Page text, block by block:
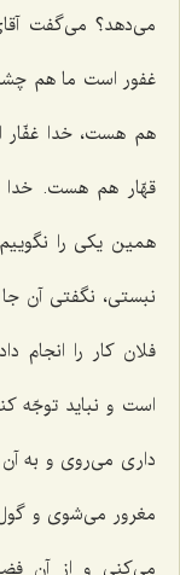
می‌دهد؟ می‌گفت
غفور است ما هم
هم هست، خدا
قهّار هم هست. خدا
همین یكی را
نبستی، نگفتی آن
فلان كار را انجام
است و نباید توجّه
داری می‌روی و به
مغرور می‌شوی و گول
می‌كنی و از آن